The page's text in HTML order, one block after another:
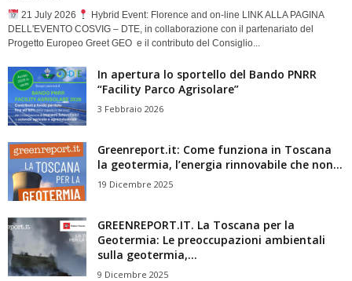
21 July 2026
Hybrid Event: Florence and on-line LINK ALLA PAGINA
DELL'EVENTO COSVIG – DTE, in collaborazione con il partenariato del
Progetto Europeo Greet GEO e il contributo del Consiglio...
In apertura lo sportello del Bando PNRR
“Facility Parco Agrisolare”
3 Febbraio 2026
Greenreport.it: Come funziona in Toscana
la geotermia, l’energia rinnovabile che non...
19 Dicembre 2025
GREENREPORT.IT. La Toscana per la
Geotermia: Le preoccupazioni ambientali
sulla geotermia,...
9 Dicembre 2025